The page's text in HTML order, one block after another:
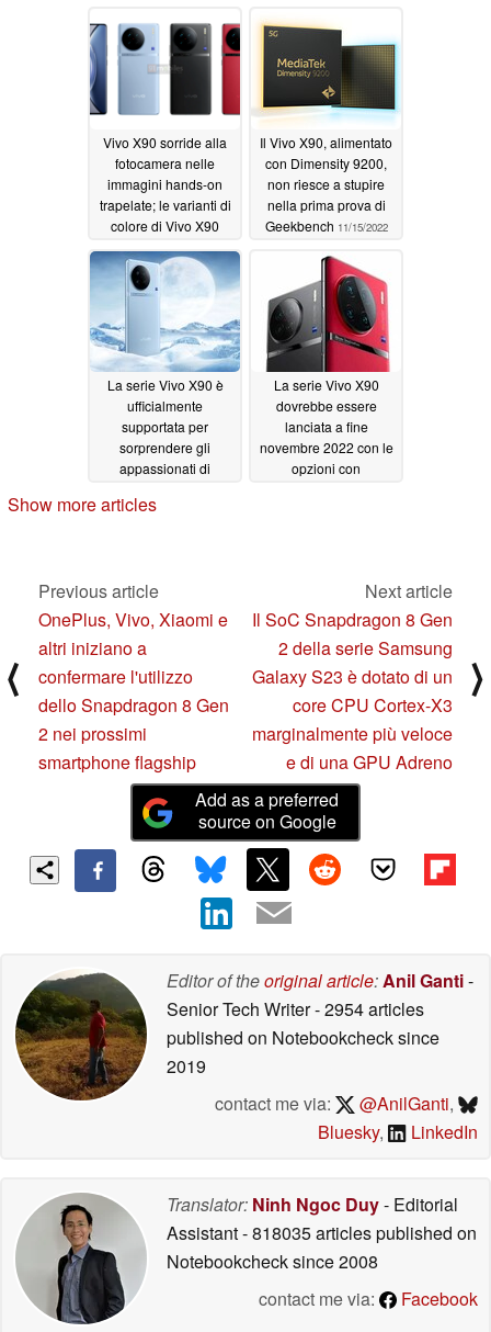
da 50 MP
11/19/2022 11/18/2022
Vivo X90 sorride alla
fotocamera nelle
immagini hands-on
trapelate; le varianti di
colore di Vivo X90
Pro+ sono mostrate
tramite rendering
11/15/2022
Il Vivo X90, alimentato
con Dimensity 9200,
non riesce a stupire
nella prima prova di
Geekbench 11/15/2022
La serie Vivo X90 è
ufficialmente
supportata per
sorprendere gli
appassionati di
immaginazione a fine
La serie Vivo X90
dovrebbe essere
lanciata a fine
novembre 2022 con le
opzioni con
Show more articles
⟨
Previous article
OnePlus, Vivo, Xiaomi e
altri iniziano a
confermare l'utilizzo
dello Snapdragon 8 Gen
2 nei prossimi
smartphone flagship
Next article
Il SoC Snapdragon 8 Gen
2 della serie Samsung
Galaxy S23 è dotato di un
core CPU Cortex-X3
marginalmente più veloce
e di una GPU Adreno
⟩
Add as a preferred
source on Google
Editor of theoriginal article: Anil Ganti-
Senior Tech Writer- 2954 articles
published on Notebookchecksince
2019
contact me via:
@AnilGanti,
Bluesky, LinkedIn
Translator: Ninh Ngoc Duy- Editorial
Assistant- 818035 articles published on
Notebookchecksince 2008
contact me via:
Facebook